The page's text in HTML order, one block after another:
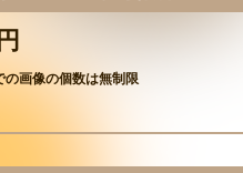
画像の個数は無制限